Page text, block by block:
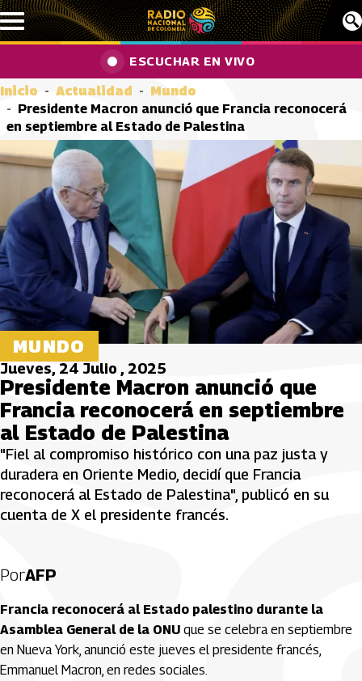
Pasar al contenido principal
ESCUCHAR EN VIVO
Inicio Actualidad
Mundo
Presidente Macron anunció que Francia reconocerá
en septiembre al Estado de Palestina
MUNDO
Jueves, 24 Julio , 2025
Presidente Macron anunció que
Francia reconocerá en septiembre
al Estado de Palestina
"Fiel al compromiso histórico con una paz justa y
duradera en Oriente Medio, decidí que Francia
reconocerá al Estado de Palestina", publicó en su
cuenta de X el presidente francés.
PorAFP
Francia reconocerá al Estado palestino durante la
Asamblea General de la ONU que se celebra en septiembre
en Nueva York, anunció este jueves el presidente francés,
Emmanuel Macron, en redes sociales.